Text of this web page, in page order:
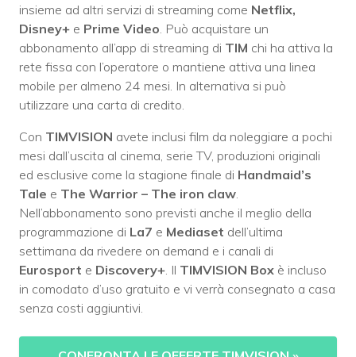
insieme ad altri servizi di streaming come Netflix,
Disney+ e Prime Video. Può acquistare un
abbonamento all’app di streaming di TIM chi ha attiva la
rete fissa con l’operatore o mantiene attiva una linea
mobile per almeno 24 mesi. In alternativa si può
utilizzare una carta di credito.
Con TIMVISION avete inclusi film da noleggiare a pochi
mesi dall’uscita al cinema, serie TV, produzioni originali
ed esclusive come la stagione finale di Handmaid’s
Tale e The Warrior – The iron claw.
Nell’abbonamento sono previsti anche il meglio della
programmazione di La7 e Mediaset dell’ultima
settimana da rivedere on demand e i canali di
Eurosport e Discovery+. Il TIMVISION Box è incluso
in comodato d’uso gratuito e vi verrà consegnato a casa
senza costi aggiuntivi.